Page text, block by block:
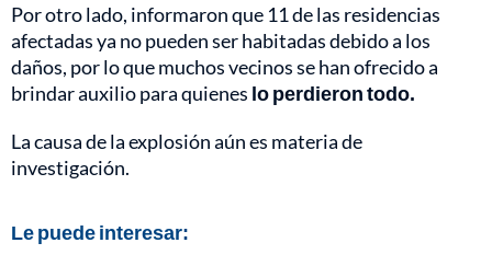
Por otro lado, informaron que 11 de las residencias
afectadas ya no pueden ser habitadas debido a los
daños, por lo que muchos vecinos se han ofrecido a
brindar auxilio para quienes lo perdieron todo.
La causa de la explosión aún es materia de
investigación.
Le puede interesar: